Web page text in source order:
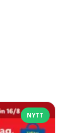
NYTT